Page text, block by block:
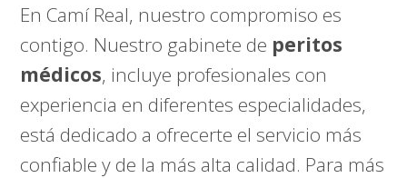
En Camí Real, nuestro compromiso es
contigo. Nuestro gabinete de peritos
médicos, incluye profesionales con
experiencia en diferentes especialidades,
está dedicado a ofrecerte el servicio más
confiable y de la más alta calidad. Para más